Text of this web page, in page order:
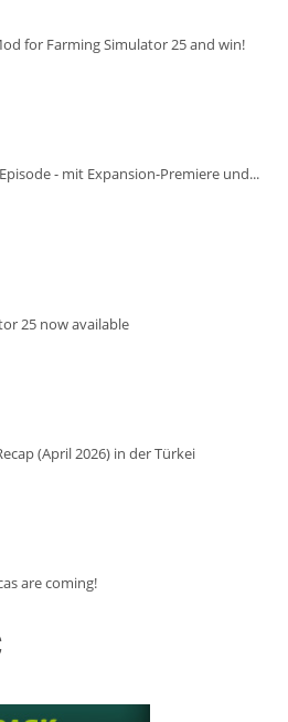
for Farming Simulator 25 and win!
- mit Expansion-Premiere und...
25 now available
(April 2026) in der Türkei
are coming!